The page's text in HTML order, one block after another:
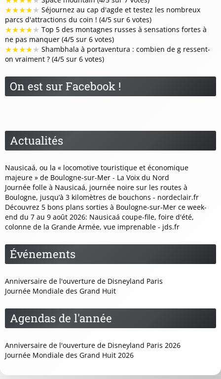
★★★★★ Séjournez au cap d'agde et testez les nombreux
parcs d'attractions du coin ! (4/5 sur 6 votes)
★★★★★ Top 5 des montagnes russes à sensations fortes à
ne pas manquer (4/5 sur 6 votes)
★★★★★ Shambhala à portaventura : combien de g ressent-
on vraiment ? (4/5 sur 6 votes)
On est sur Facebook !
Actualités
Nausicaá, ou la « locomotive touristique et économique
majeure » de Boulogne-sur-Mer - La Voix du Nord
Journée folle à Nausicaá, journée noire sur les routes à
Boulogne, jusqu’à 3 kilomètres de bouchons - nordeclair.fr
Découvrez 5 bons plans sorties à Boulogne-sur-Mer ce week-
end du 7 au 9 août 2026: Nausicaá coupe-file, foire d'été,
colonne de la Grande Armée, vue imprenable - jds.fr
Événements
Anniversaire de l'ouverture de Disneyland Paris
Journée Mondiale des Grand Huit
Agendas de l'année
Anniversaire de l'ouverture de Disneyland Paris 2026
Journée Mondiale des Grand Huit 2026